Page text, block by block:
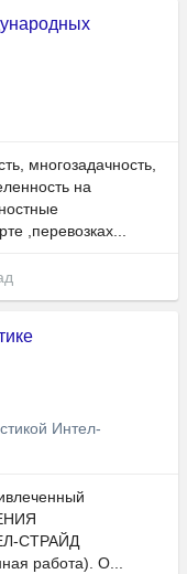
многозадачность,
на
,перевозках...
Интел-
СТРАЙД
работа). О...